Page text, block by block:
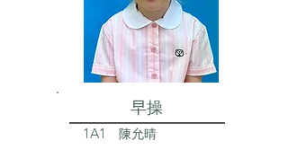
早操
1A1 陳允晴